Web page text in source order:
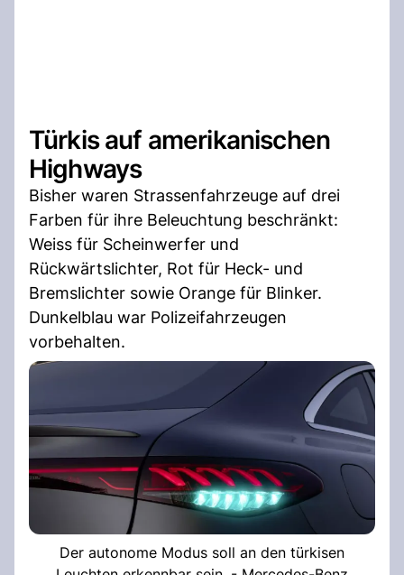
Türkis auf amerikanischen
Highways
Bisher waren Strassenfahrzeuge auf drei
Farben für ihre Beleuchtung beschränkt:
Weiss für Scheinwerfer und
Rückwärtslichter, Rot für Heck- und
Bremslichter sowie Orange für Blinker.
Dunkelblau war Polizeifahrzeugen
vorbehalten.
Der autonome Modus soll an den türkisen